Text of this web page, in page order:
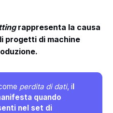
rappresenta la causa
progetti di machine
perdita di dati, il
quando
nel set di